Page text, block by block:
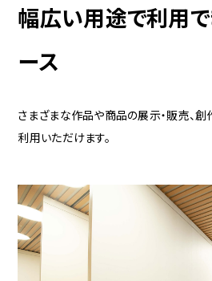
幅広い用途で利用
ース
さまざまな作品や商品の展示・販売、
利用いただけます。